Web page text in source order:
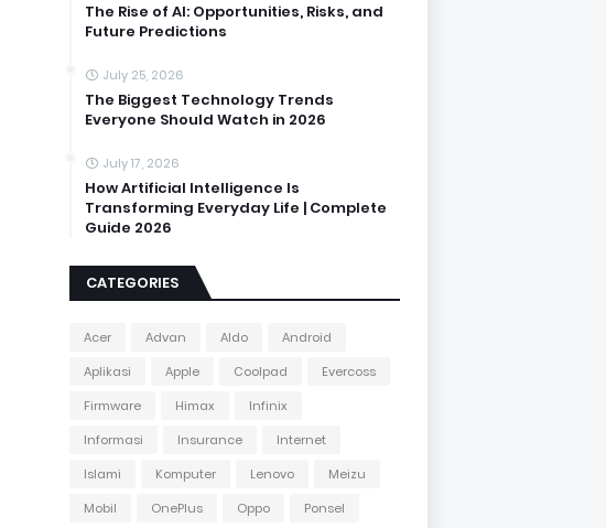
The Rise of AI: Opportunities, Risks, and
Future Predictions
July 25, 2026
The Biggest Technology Trends
Everyone Should Watch in 2026
July 17, 2026
How Artificial Intelligence Is
Transforming Everyday Life | Complete
Guide 2026
CATEGORIES
Acer Advan Aldo
Android
Aplikasi
Apple Coolpad
Evercoss
Firmware
Himax
Infinix
Informasi
Insurance
Internet
Islami
Komputer Lenovo
Meizu
Mobil
OnePlus Oppo
Ponsel